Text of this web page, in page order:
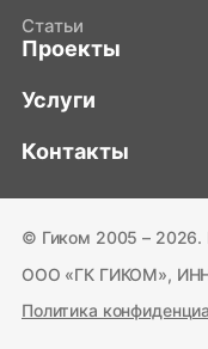
Статьи
Проекты
Услуги
Контакты
© Гиком 2005 –
ООО «ГК ГИКОМ»,
Политика